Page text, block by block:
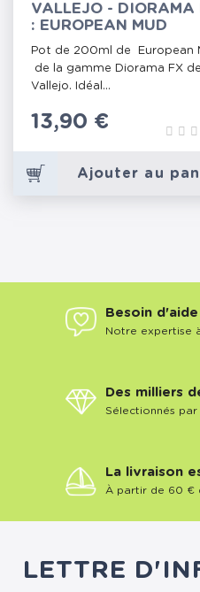
VALLEJO - DIORAMA
: EUROPEAN MUD
Pot de 200ml de European
de la gamme Diorama FX de
Vallejo. Idéal...
Prix
13,90 €
Ajouter au
Besoin d'aide
Notre expertise
Des milliers
Sélectionnés par
La livraison
À partir de 60 €
LETTRE